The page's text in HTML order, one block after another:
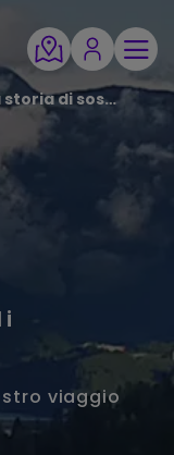
La nostra storia di sostenibilità
viaggio